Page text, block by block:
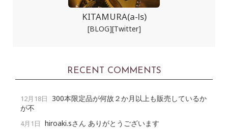
KITAMURA(a-ls)
[BLOG][Twitter]
RECENT COMMENTS
12月18日 300本限定品が何故２か月以上も販売しているか
が不
4月1日 hiroaki.sさん ありがとうございます